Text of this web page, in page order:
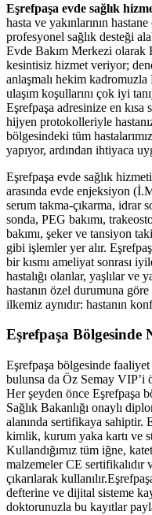
Eşrefpaşa evde sağlık
hasta ve yakınlarının
profesyonel sağlık desteği
Evde Bakım Merkezi olarak
kesintisiz hizmet veriyor;
anlaşmalı hekim kadromuzla
ulaşım koşullarını çok iyi
Eşrefpaşa adresinize en kısa
hijyen protokolleriyle
bölgesindeki tüm
yapıyor, ardından ihtiyaca
Eşrefpaşa evde sağlık
arasında evde enjeksiyon
serum takma-çıkarma, idrar
sonda, PEG bakımı,
bakımı, şeker ve tansiyon
gibi işlemler yer alır.
bir kısmı ameliyat sonrası
hastalığı olanlar, yaşlılar ve
hastanın özel durumuna
ilkemiz aynıdır: hastanın
Eşrefpaşa Bölgesinde
Eşrefpaşa bölgesinde faaliyet
bulunsa da Öz Semay VIP’i
Her şeyden önce Eşrefpaşa
Sağlık Bakanlığı onaylı
alanında sertifikaya sahiptir.
kimlik, kurum yaka kartı ve
Kullandığımız tüm iğne,
malzemeler CE sertifikalıdır
çıkarılarak kullanılır.
defterine ve dijital sisteme
doktorunuzla bu kayıtlar